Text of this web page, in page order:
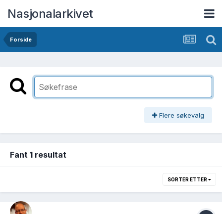
Nasjonalarkivet
Forside
Flere søkevalg
Fant 1 resultat
SORTER ETTER